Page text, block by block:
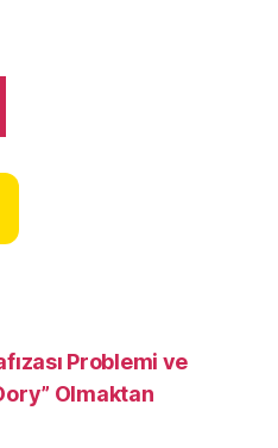
Problemi ve
Olmaktan